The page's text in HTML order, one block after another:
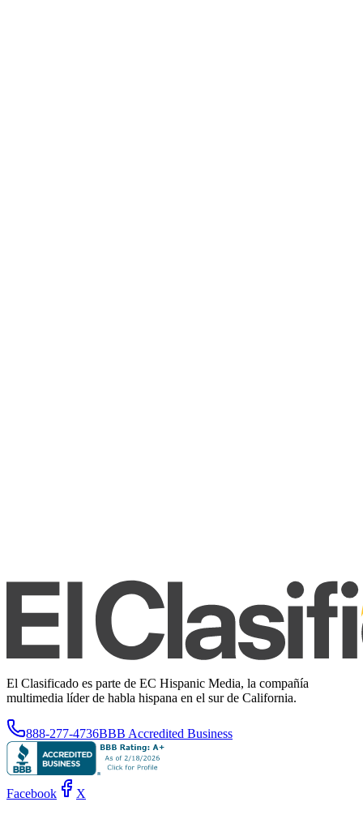
El Clasificado es parte de EC Hispanic Media, la compañía
multimedia líder de habla hispana en el sur de California.
888-277-4736BBB Accredited Business
Facebook X